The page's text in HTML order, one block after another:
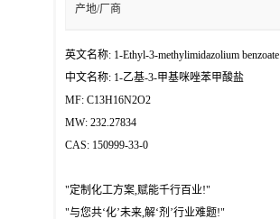
产地/厂商
英文名称: 1-Ethyl-3-methylimidazolium benzoate
中文名称: 1-乙基-3-甲基咪唑苯甲酸盐
MF: C13H16N2O2
MW: 232.27834
CAS: 150999-33-0
"定制化工方案,赋能千行百业!"
"与您共‘化’未来,解‘剂’行业难题!"